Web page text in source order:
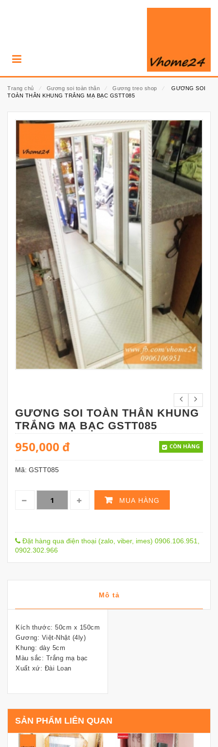
Trang chủ ⁄ Gương soi toàn thân ⁄ Gương treo shop ⁄
GƯƠNG SOI
TOÀN THÂN KHUNG TRẮNG MẠ BẠC GSTT085
GƯƠNG SOI TOÀN THÂN KHUNG
TRẮNG MẠ BẠC GSTT085
950,000 đ CÒN HÀNG
Mã: GSTT085
MUA HÀNG
Đặt hàng qua điện thoại (zalo, viber, imes) 0906.106.951,
0902.302.966
Mô tả
Kích thước: 50cm x 150cm
Gương: Việt-Nhật (4ly)
Khung: dày 5cm
Màu sắc: Trắng mạ bạc
Xuất xứ: Đài Loan
SẢN PHẨM LIÊN QUAN